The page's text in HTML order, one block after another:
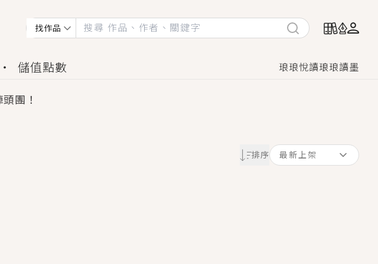
找作品
儲值點數 琅琅悅讀琅琅讀墨
團！
享福利！
夫失憶移情別戀，她頭也不回找新歡，他居然還後悔了？
少女，今夏最推純愛GL漫畫！
已中毒Σ>―(〃°ω°〃)♡→
屬於他的停屍櫃？！
一生將不由自主追逐著她……
排序 最新上架